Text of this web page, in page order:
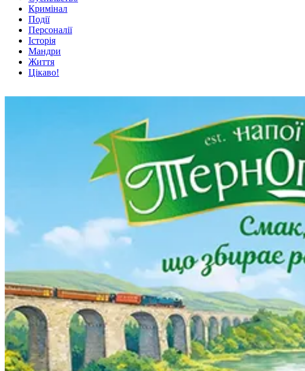
Кримінал
Події
Персоналії
Історія
Мандри
Життя
Цікаво!